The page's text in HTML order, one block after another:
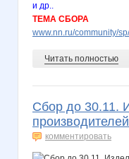
и др..
ТЕМА СБОРА
www.nn.ru/community/
Читать полностью
Сбор до 30.11.
комментировать